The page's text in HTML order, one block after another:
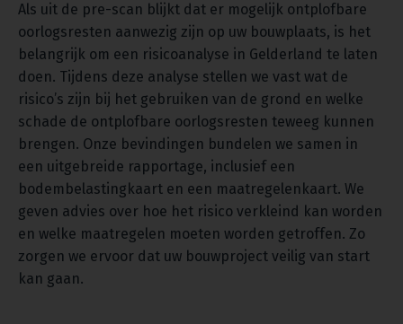
Als uit de pre-scan blijkt dat er mogelijk ontplofbare
oorlogsresten aanwezig zijn op uw bouwplaats, is het
belangrijk om een risicoanalyse in Gelderland te laten
doen. Tijdens deze analyse stellen we vast wat de
risico’s zijn bij het gebruiken van de grond en welke
schade de ontplofbare oorlogsresten teweeg kunnen
brengen. Onze bevindingen bundelen we samen in
een uitgebreide rapportage, inclusief een
bodembelastingkaart en een maatregelenkaart. We
geven advies over hoe het risico verkleind kan worden
en welke maatregelen moeten worden getroffen. Zo
zorgen we ervoor dat uw bouwproject veilig van start
kan gaan.